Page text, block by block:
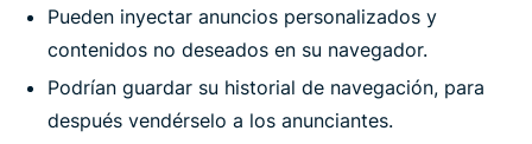
Pueden inyectar anuncios personalizados y
contenidos no deseados en su navegador.
Podrían guardar su historial de navegación, para
después vendérselo a los anunciantes.